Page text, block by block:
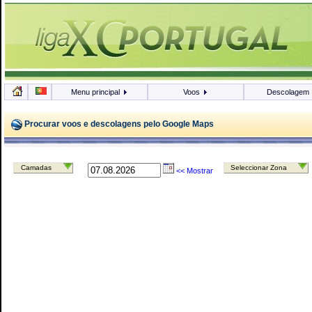
Menu principal Voos Descolagem
Procurar voos e descolagens pelo Google Maps